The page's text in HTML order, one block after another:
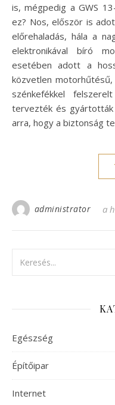
is, mégpedig a GWS
ez? Nos, először is
előrehaladás, hála a
elektronikával bíró
esetében adott a
közvetlen
szénkefékkel
tervezték és gyártották
arra, hogy a biztonság
administrator a
Egészség
Építőipar
Internet